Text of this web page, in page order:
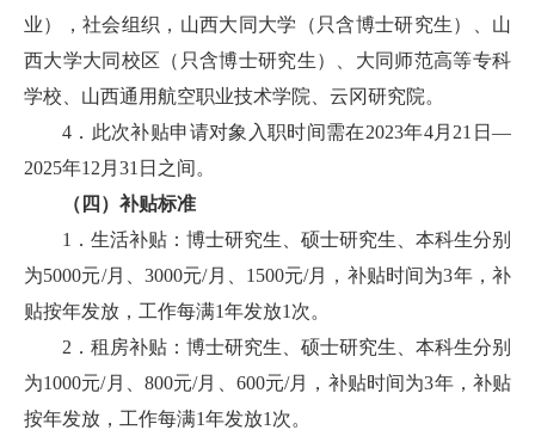
业），社会组织，山西大同大学（只含博士研究生）、山
西大学大同校区（只含博士研究生）、大同师范高等专科
学校、山西通用航空职业技术学院、云冈研究院。
4．此次补贴申请对象入职时间需在2023年4月21日—
2025年12月31日之间。
（四）补贴标准
1．生活补贴：博士研究生、硕士研究生、本科生分别
为5000元/月、3000元/月、1500元/月，补贴时间为3年，补
贴按年发放，工作每满1年发放1次。
2．租房补贴：博士研究生、硕士研究生、本科生分别
为1000元/月、800元/月、600元/月，补贴时间为3年，补贴
按年发放，工作每满1年发放1次。